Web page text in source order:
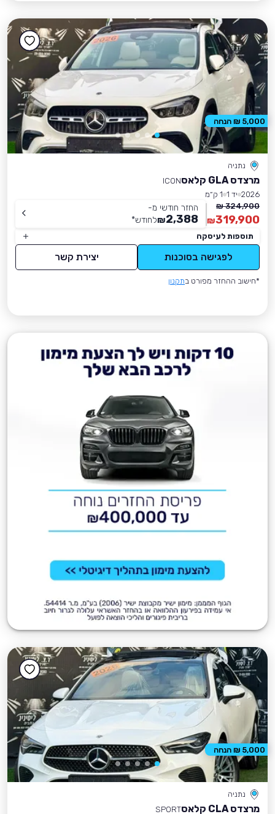
נתניה
מרצדס GLA קלאס
ICON
2026 יד 1
1 ק״מ
324,900 ₪
319,900
₪
החזר חודשי מ-
2,388
₪לחודש*
תוספות לעיסקה
לפגישה בסוכנות יצירת קשר
*חישוב ההחזר מפורט בתקנון
5,000 ₪ הנחה
נתניה
מרצדס CLA קלאס
SPORT
5,000 ₪ הנחה